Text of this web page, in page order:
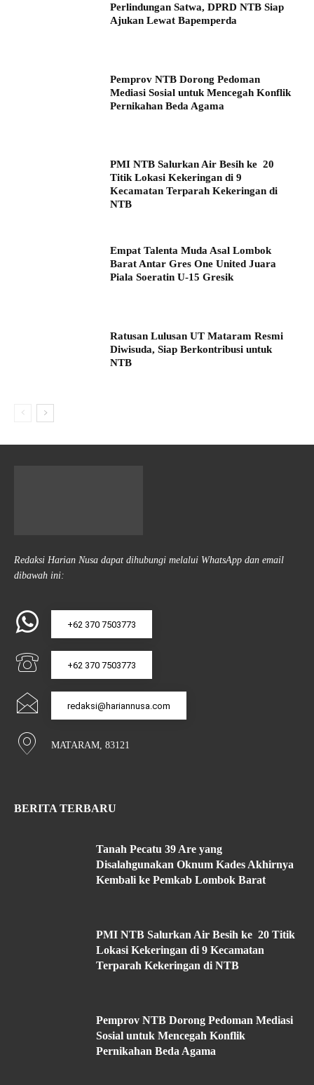
Perlindungan Satwa, DPRD NTB Siap
Ajukan Lewat Bapemperda
Pemprov NTB Dorong Pedoman
Mediasi Sosial untuk Mencegah Konflik
Pernikahan Beda Agama
PMI NTB Salurkan Air Besih ke 20
Titik Lokasi Kekeringan di 9
Kecamatan Terparah Kekeringan di
NTB
Empat Talenta Muda Asal Lombok
Barat Antar Gres One United Juara
Piala Soeratin U-15 Gresik
Ratusan Lulusan UT Mataram Resmi
Diwisuda, Siap Berkontribusi untuk
NTB
Redaksi Harian Nusa dapat dihubungi melalui WhatsApp dan email
dibawah ini:
+62 370 7503773
+62 370 7503773
redaksi@hariannusa.com
MATARAM, 83121
BERITA TERBARU
Tanah Pecatu 39 Are yang
Disalahgunakan Oknum Kades Akhirnya
Kembali ke Pemkab Lombok Barat
PMI NTB Salurkan Air Besih ke 20 Titik
Lokasi Kekeringan di 9 Kecamatan
Terparah Kekeringan di NTB
Pemprov NTB Dorong Pedoman Mediasi
Sosial untuk Mencegah Konflik
Pernikahan Beda Agama